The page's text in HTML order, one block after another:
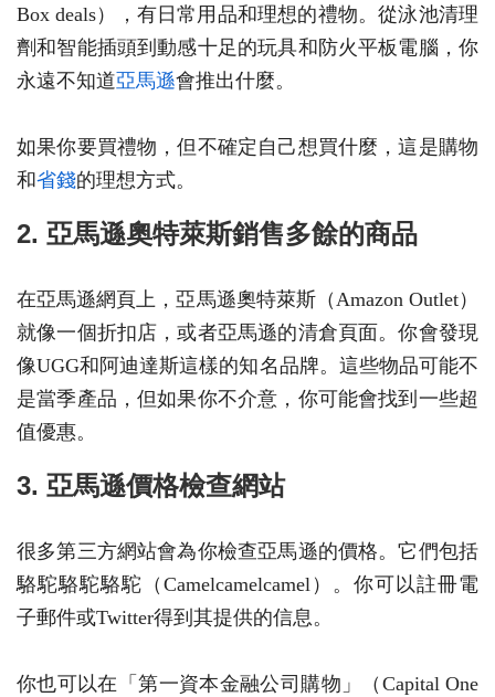
Box deals），有日常用品和理想的禮物。從泳池清理
劑和智能插頭到動感十足的玩具和防火平板電腦，你
永遠不知道亞馬遜會推出什麼。
如果你要買禮物，但不確定自己想買什麼，這是購物
和省錢的理想方式。
2. 亞馬遜奧特萊斯銷售多餘的商品
在亞馬遜網頁上，亞馬遜奧特萊斯（Amazon Outlet）
就像一個折扣店，或者亞馬遜的清倉頁面。你會發現
像UGG和阿迪達斯這樣的知名品牌。這些物品可能不
是當季產品，但如果你不介意，你可能會找到一些超
值優惠。
3. 亞馬遜價格檢查網站
很多第三方網站會為你檢查亞馬遜的價格。它們包括
駱駝駱駝駱駝（Camelcamelcamel）。你可以註冊電
子郵件或Twitter得到其提供的信息。
你也可以在「第一資本金融公司購物」（Capital One